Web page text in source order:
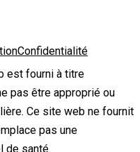
Confidentialité
est fourni à titre
pas être approprié ou
Ce site web ne fournit
pas une
de santé.